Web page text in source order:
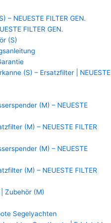
– NEUESTE FILTER GEN.
FILTER GEN.
(S)
(S) – Ersatzfilter | NEUESTE
(M) – NEUESTE
(M) – NEUESTE FILTER
(M) – NEUESTE
(M) – NEUESTE FILTER
Zubehör (M)
Segelyachten